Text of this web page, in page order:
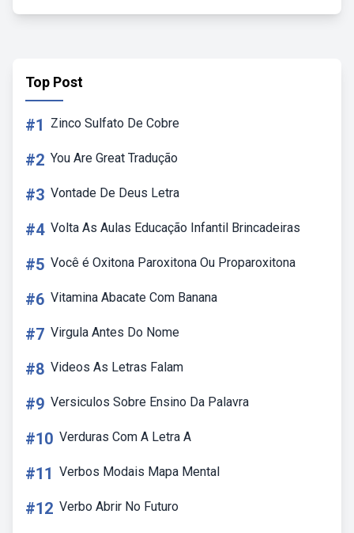
Top Post
#1 Zinco Sulfato De Cobre
#2 You Are Great Tradução
#3 Vontade De Deus Letra
#4 Volta As Aulas Educação Infantil Brincadeiras
#5 Você é Oxitona Paroxitona Ou Proparoxitona
#6 Vitamina Abacate Com Banana
#7 Virgula Antes Do Nome
#8 Videos As Letras Falam
#9 Versiculos Sobre Ensino Da Palavra
#10 Verduras Com A Letra A
#11 Verbos Modais Mapa Mental
#12 Verbo Abrir No Futuro